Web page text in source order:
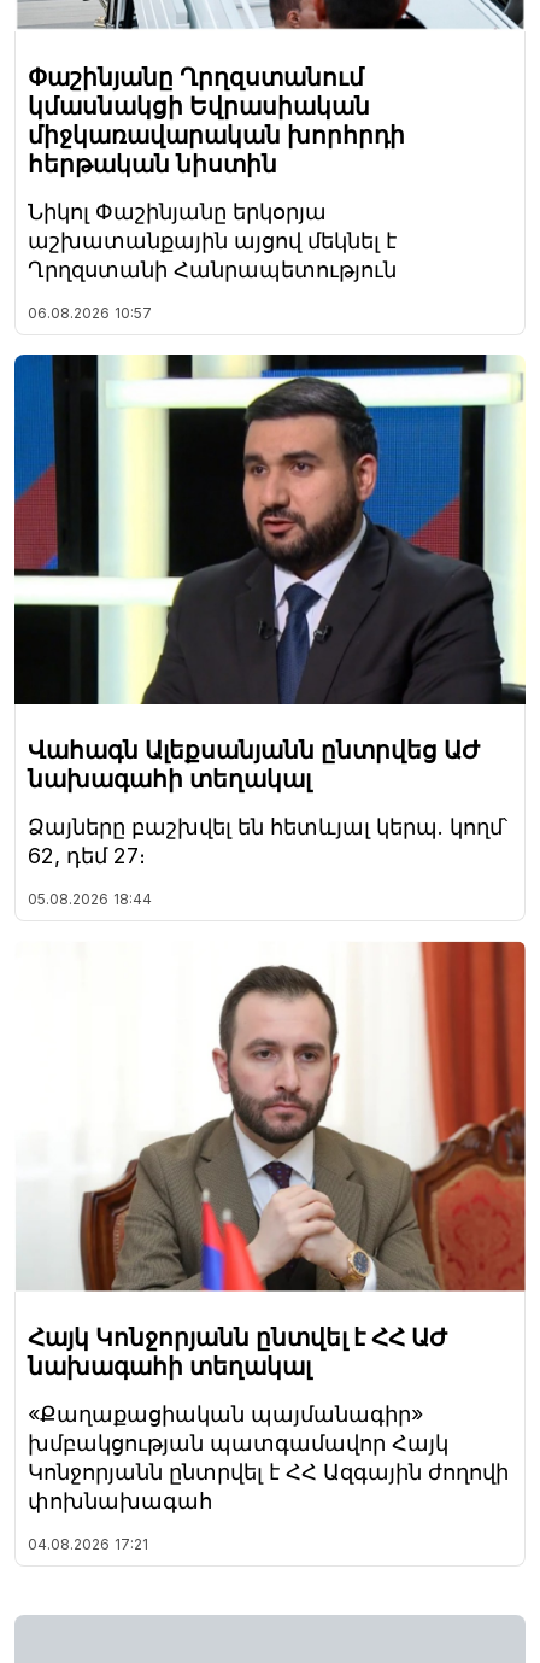
Փաշինյանը Ղրղզստանում
կմասնակցի Եվրասիական
միջկառավարական խորհրդի
հերթական նիստին
Նիկոլ Փաշինյանը երկօրյա
աշխատանքային այցով մեկնել է
Ղրղզստանի Հանրապետություն
06.08.2026 10:57
Վահագն Ալեքսանյանն ընտրվեց ԱԺ
նախագահի տեղակալ
Ձայները բաշխվել են հետևյալ կերպ. կողմ՝
62, դեմ 27։
05.08.2026 18:44
Հայկ Կոնջորյանն ընտվել է ՀՀ ԱԺ
նախագահի տեղակալ
«Քաղաքացիական պայմանագիր»
խմբակցության պատգամավոր Հայկ
Կոնջորյանն ընտրվել է ՀՀ Ազգային ժողովի
փոխնախագահ
04.08.2026 17:21